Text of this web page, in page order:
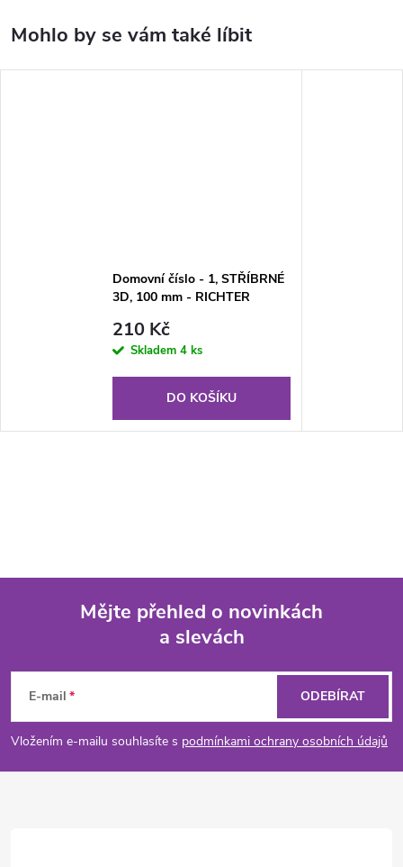
Domovní číslo - 1, STŘÍBRNÉ
3D, 100 mm - RICHTER
210 Kč
Skladem 4 ks
DO KOŠÍKU
p
a
Mějte přehled o novinkách
a slevách
E-mail
Vložením e-mailu souhlasíte s podmínkami ochrany osobních údajů
ODEBÍRAT